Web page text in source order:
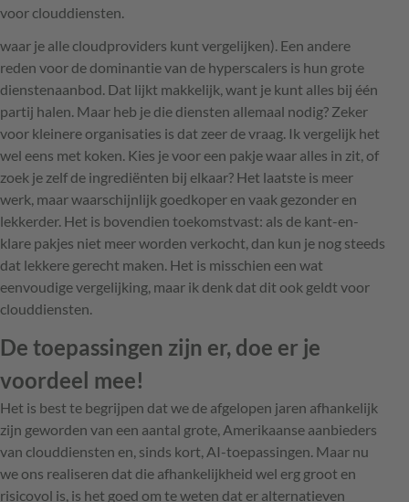
voor clouddiensten.
waar je alle cloudproviders kunt vergelijken). Een andere
reden voor de dominantie van de hyperscalers is hun grote
dienstenaanbod. Dat lijkt makkelijk, want je kunt alles bij één
partij halen. Maar heb je die diensten allemaal nodig? Zeker
voor kleinere organisaties is dat zeer de vraag. Ik vergelijk het
wel eens met koken. Kies je voor een pakje waar alles in zit, of
zoek je zelf de ingrediënten bij elkaar? Het laatste is meer
werk, maar waarschijnlijk goedkoper en vaak gezonder en
lekkerder. Het is bovendien toekomstvast: als de kant-en-
klare pakjes niet meer worden verkocht, dan kun je nog steeds
dat lekkere gerecht maken. Het is misschien een wat
eenvoudige vergelijking, maar ik denk dat dit ook geldt voor
clouddiensten.
De toepassingen zijn er, doe er je
voordeel mee!
Het is best te begrijpen dat we de afgelopen jaren afhankelijk
zijn geworden van een aantal grote, Amerikaanse aanbieders
van clouddiensten en, sinds kort, AI-toepassingen. Maar nu
we ons realiseren dat die afhankelijkheid wel erg groot en
risicovol is, is het goed om te weten dat er alternatieven